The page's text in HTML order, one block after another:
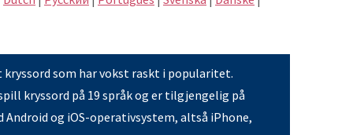
kryssord som har vokst raskt i popularitet.
kryssord på 19 språk og er tilgjengelig på
Android og iOS-operativsystem, altså iPhone,